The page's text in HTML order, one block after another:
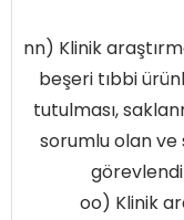
nn) Klinik
beşeri tıbbi
tutulması,
sorumlu olan ve
oo) Klinik